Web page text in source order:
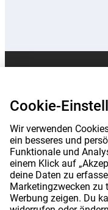
*Die angegebenen
Über
Allgemeine
Cookie-
Wir verwenden
ein besseres und
Funktionale und
einem Klick auf
deine Daten zu
Marketingzwecken zu
Werbung zeigen. Du